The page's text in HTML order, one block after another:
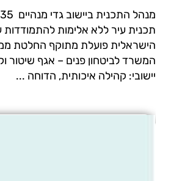
מנהל
תכנית עיר ללא אלימות
הישראלית פועלת מתוקף החלטת
המשרד לביטחון פנים – אגף שיטור
יישובי: קהילה איכותית, הדוחה ...